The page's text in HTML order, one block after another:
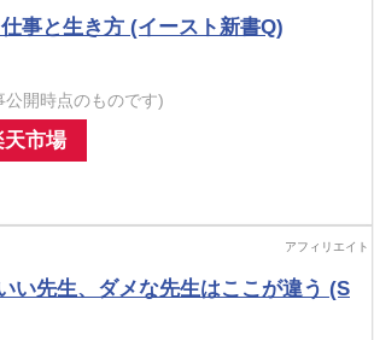
事と生き方 (イースト新書Q)
開時点のものです)
天市場
先生、ダメな先生はここが違う (S